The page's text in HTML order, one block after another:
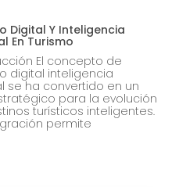
Digital Y Inteligencia
En Turismo
El concepto de
digital inteligencia
se ha convertido en un
para la evolución
turísticos inteligentes.
permite